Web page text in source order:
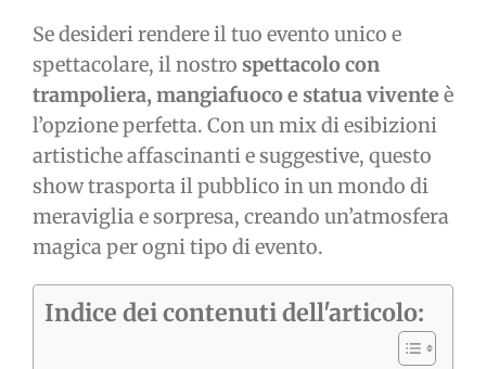
Se desideri rendere il tuo evento unico e
spettacolare, il nostro spettacolo con
trampoliera, mangiafuoco e statua vivente è
l’opzione perfetta. Con un mix di esibizioni
artistiche affascinanti e suggestive, questo
show trasporta il pubblico in un mondo di
meraviglia e sorpresa, creando un’atmosfera
magica per ogni tipo di evento.
Indice dei contenuti dell'articolo: